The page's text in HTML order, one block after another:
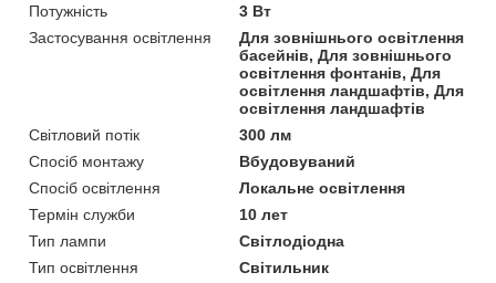
Потужність
3 Вт
Застосування освітлення
Для зовнішнього освітлення
басейнів, Для зовнішнього
освітлення фонтанів, Для
освітлення ландшафтів, Для
освітлення ландшафтів
Світловий потік
300 лм
Спосіб монтажу
Вбудовуваний
Спосіб освітлення
Локальне освітлення
Термін служби
10 лет
Тип лампи
Світлодіодна
Тип освітлення
Світильник